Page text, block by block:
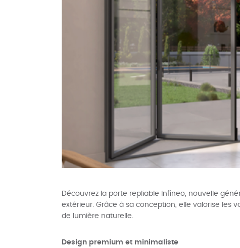
Découvrez la porte repliable Infineo, nouvelle
extérieur. Grâce à sa conception, elle valorise les
de lumière naturelle.
Design premium et minimaliste